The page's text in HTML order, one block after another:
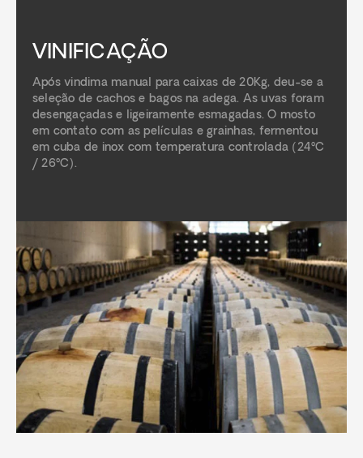
VINIFICAÇÃO
Após vindima manual para caixas de 20Kg, deu-se a
seleção de cachos e bagos na adega. As uvas foram
desengaçadas e ligeiramente esmagadas. O mosto
em contato com as películas e grainhas, fermentou
em cuba de inox com temperatura controlada (24ºC
/ 26ºC).